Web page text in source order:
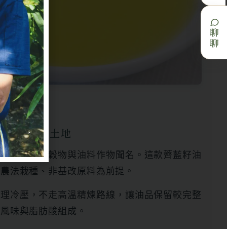
北克的黑土地
北克省以穀物與油料作物聞名。這款薺藍籽油
法栽種、非基改原料為前提。
冷壓，不走高溫精煉路線，讓油品保留較完整
味與脂肪酸組成。
聊聊